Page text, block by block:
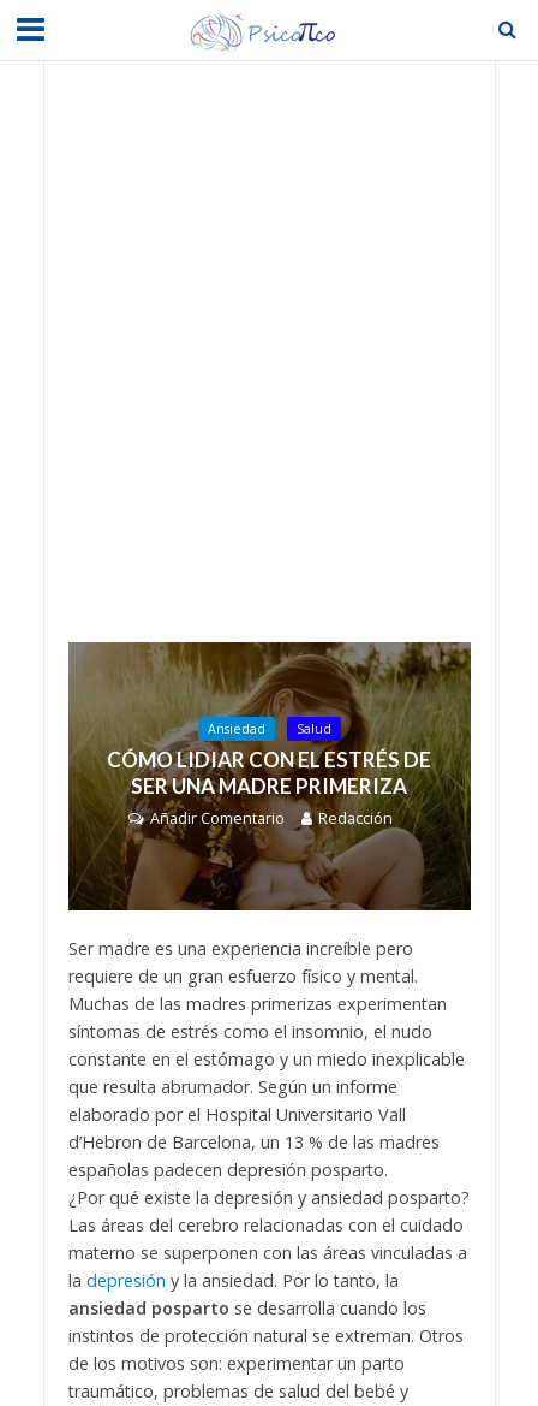
Ansiedad Salud
CÓMO LIDIAR CON EL ESTRÉS DE
SER UNA MADRE PRIMERIZA
Añadir Comentario Redacción
Ser madre es una experiencia increíble pero
requiere de un gran esfuerzo físico y mental.
Muchas de las madres primerizas experimentan
síntomas de estrés como el insomnio, el nudo
constante en el estómago y un miedo inexplicable
que resulta abrumador. Según un informe
elaborado por el Hospital Universitario Vall
d’Hebron de Barcelona, un 13 % de las madres
españolas padecen depresión posparto.
¿Por qué existe la depresión y ansiedad posparto?
Las áreas del cerebro relacionadas con el cuidado
materno se superponen con las áreas vinculadas a
la depresión y la ansiedad. Por lo tanto, la
ansiedad posparto se desarrolla cuando los
instintos de protección natural se extreman. Otros
de los motivos son: experimentar un parto
traumático, problemas de salud del bebé y